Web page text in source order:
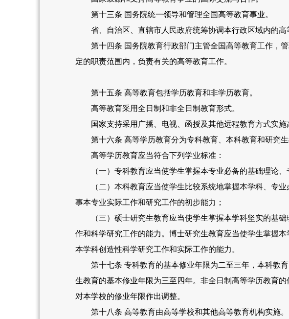
第十三条 国务院统一领导和管理全国高等教育事业。
省、自治区、直辖市人民政府统筹协调本行政区域内的高
第十四条 国务院教育行政部门主管全国高等教育工作，管
定的职责范围内，负责有关的高等教育工作。
第十五条 高等教育包括学历教育和非学历教育。
高等教育采用全日制和非全日制教育形式。
国家支持采用广播、电视、函授及其他远程教育方式实施
第十六条 高等学历教育分为专科教育、本科教育和研究生
高等学历教育应当符合下列学业标准：
（一）专科教育应当使学生掌握本专业必备的基础理论、
（二）本科教育应当使学生比较系统地掌握本学科、专业
事本专业实际工作和研究工作的初步能力；
（三）硕士研究生教育应当使学生掌握本学科坚实的基础
作和科学研究工作的能力。博士研究生教育应当使学生掌握
本学科创造性科学研究工作和实际工作的能力。
第十七条 专科教育的基本修业年限为二至三年，本科教育
生教育的基本修业年限为三至四年。非全日制高等学历教育
对本学校的修业年限作出调整。
第十八条 高等教育由高等学校和其他高等教育机构实施。